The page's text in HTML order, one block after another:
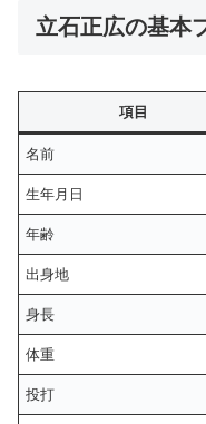
立石正広の基本
項目
名前
生年月日
年齢
出身地
身長
体重
投打